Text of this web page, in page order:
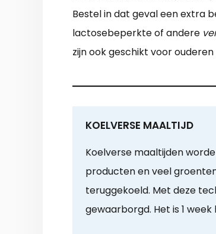
Bestel in dat geval een extra
lactosebeperkte of andere
zijn ook geschikt voor
KOELVERSE MAALTIJD
Koelverse maaltijden
producten en veel
teruggekoeld. Met deze
gewaarborgd. Het is 1 week